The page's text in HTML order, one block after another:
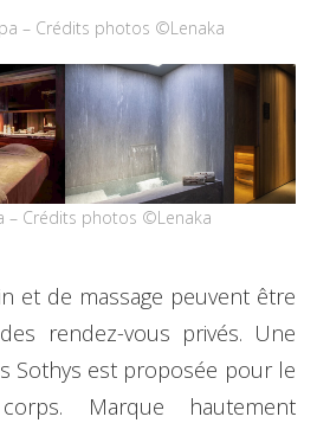
– Crédits photos ©Lenaka
– Crédits photos ©Lenaka
et de massage peuvent être
rendez-vous privés. Une
Sothys est proposée pour le
Marque hautement